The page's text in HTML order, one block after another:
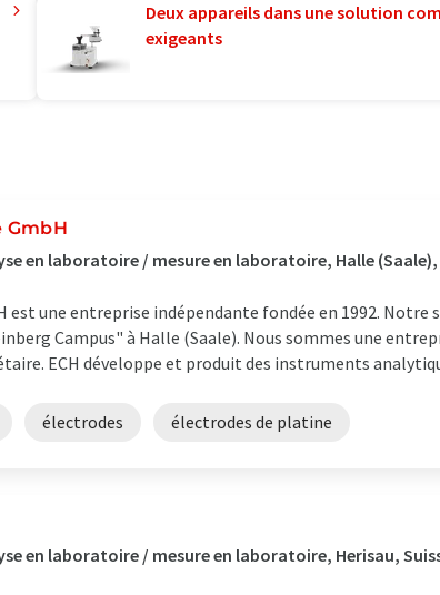
Deux appareils dans une solution
exigeants
GmbH
en laboratoire / mesure en laboratoire, Halle
est une entreprise indépendante fondée en 1992. Notre
Campus" à Halle (Saale). Nous sommes une
ECH développe et produit des instruments
électrodes électrodes de platine
en laboratoire / mesure en laboratoire, Herisau,